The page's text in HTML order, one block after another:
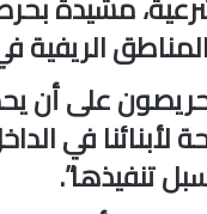
الريفية
على أن
لأبنائنا في
تنفيذها”.